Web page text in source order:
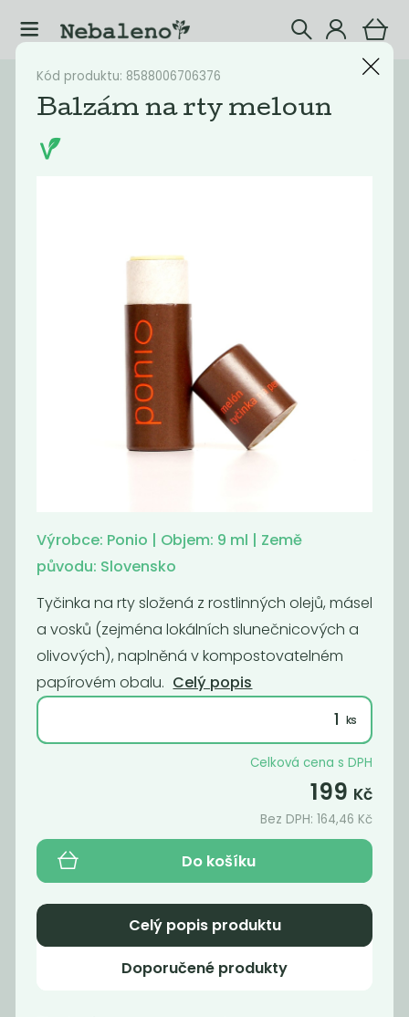
Katalog Dekorativní kosmetika
Filtrovat produkty
Mýdlo Difera
Balzám na rty
pomeranč
199
Kód produktu: 8588006706376
Balzám na rty meloun
Výrobce: Ponio | Objem: 9 ml | Země
původu: Slovensko
Tyčinka na rty složená z rostlinných olejů, másel
a vosků (zejména lokálních slunečnicových a
olivových), naplněná v kompostovatelném
papírovém obalu. Celý popis
Celková cena s DPH
199 Kč
Bez DPH:164,46 Kč
Do košíku
Celý popis produktu
Doporučené produkty